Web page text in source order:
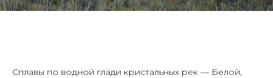
Сплавы по водной глади кристальных рек — Белой,